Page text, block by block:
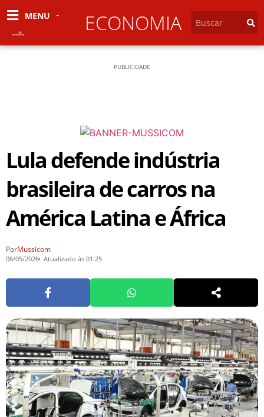
MENU ECONOMIA
PUBLICIDADE
Lula defende indústria
brasileira de carros na
América Latina e África
PorMussicom
06/05/2026 Atualizado às 01:25